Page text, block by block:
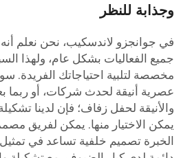
للنظر
جوانجزو لاندسكيب، نحن نعلم أنه
الفعاليات بشكل عام، ولهذا
لتلبية احتياجاتك الفريدة.
أنيقة لحدث شركات، أو ربما
لحفل زفاف؛ فإن لدينا
الاختيار منها. يمكن لفريق
تصميم خلفية تساعد في تمثيل